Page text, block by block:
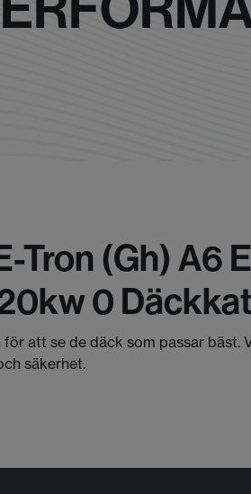
(gh) A6
0
att se de däck som passar
säkerhet.